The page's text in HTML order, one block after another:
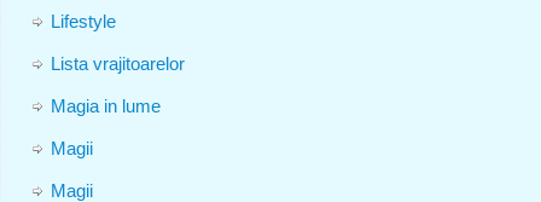
Lifestyle
Lista vrajitoarelor
Magia in lume
Magii
Magii